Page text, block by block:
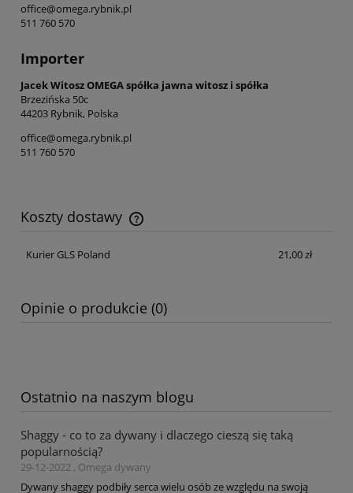
office@omega.rybnik.pl
511 760 570
Importer
Jacek Witosz OMEGA spółka jawna witosz i spółka
Brzezińska 50c
44203 Rybnik, Polska
office@omega.rybnik.pl
511 760 570
Koszty dostawy
Cena nie zawiera ewentualnych kosztów płatności
Kurier GLS Poland
21,00 zł
Opinie o produkcie (0)
Ostatnio na naszym blogu
Shaggy - co to za dywany i dlaczego cieszą się taką
popularnością?
29-12-2022 , Omega dywany
Dywany shaggy podbiły serca wielu osób ze względu na swoją